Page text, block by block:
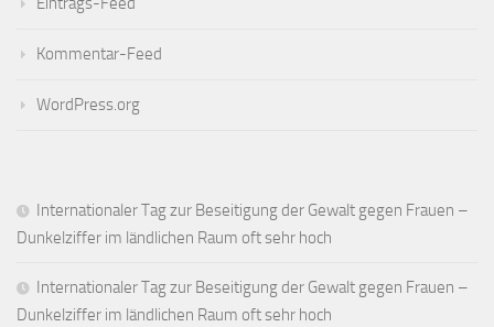
Kommentar-Feed
WordPress.org
Internationaler Tag zur Beseitigung der Gewalt gegen Frauen –
Dunkelziffer im ländlichen Raum oft sehr hoch
Internationaler Tag zur Beseitigung der Gewalt gegen Frauen –
Dunkelziffer im ländlichen Raum oft sehr hoch